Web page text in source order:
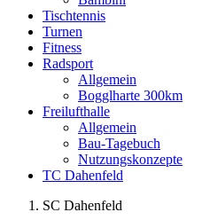
Tischtennis
Turnen
Fitness
Radsport
Allgemein
Bogglharte 300km
Freilufthalle
Allgemein
Bau-Tagebuch
Nutzungskonzepte
TC Dahenfeld
SC Dahenfeld